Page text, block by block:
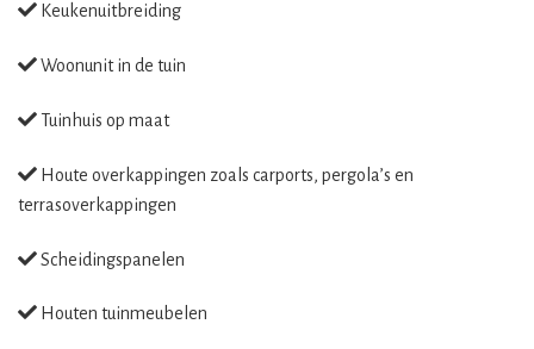
Keukenuitbreiding
Woonunit in de tuin
Tuinhuis op maat
Houte overkappingen zoals carports, pergola’s en
terrasoverkappingen
Scheidingspanelen
Houten tuinmeubelen